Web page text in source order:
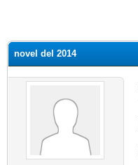
novel del 2014